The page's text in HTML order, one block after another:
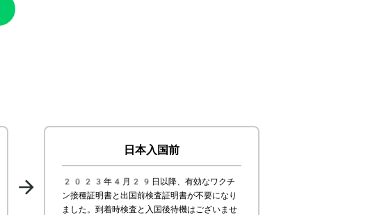
日本入国前
2023年4月29日以降、有効なワクチ
ン接種証明書と出国前検査証明書が不要になり
ました。到着時検査と入国後待機はございませ